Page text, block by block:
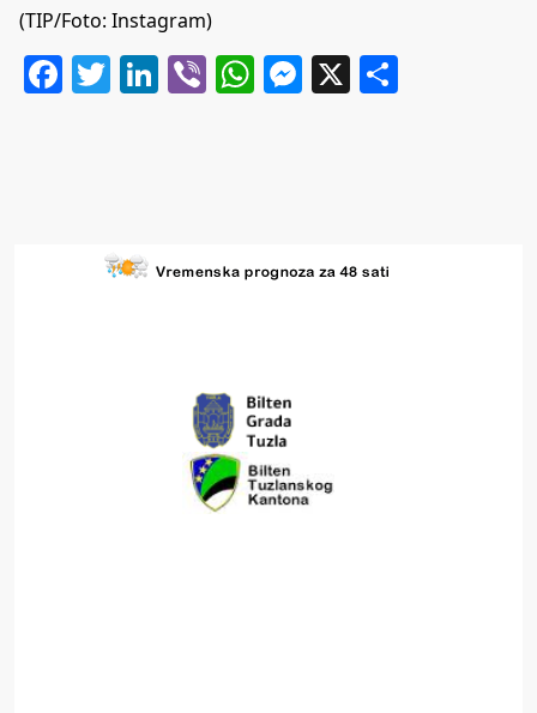
(TIP/Foto: Instagram)
Facebook
Twitter
LinkedIn
ViberWhatsApp
Messenger
X